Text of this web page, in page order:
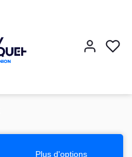
Plus d'options